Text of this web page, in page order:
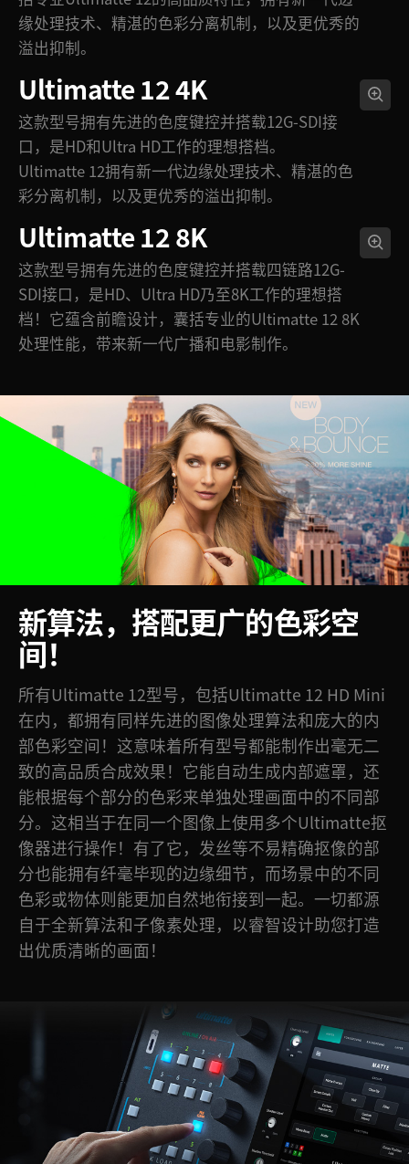
缘处理技术、精湛的色彩分离机制，以及更优秀的
溢出抑制。
Ultimatte 12 4K
这款型号拥有先进的色度键控并搭载12G-SDI接
口，是HD和Ultra HD工作的理想搭档。
Ultimatte 12拥有新一代边缘处理技术、精湛的色
彩分离机制，以及更优秀的溢出抑制。
Ultimatte 12 8K
这款型号拥有先进的色度键控并搭载四链路12G-
SDI接口，是HD、Ultra HD乃至8K工作的理想搭
档！它蕴含前瞻设计，囊括专业的Ultimatte 12 8K
处理性能，带来新一代广播和电影制作。
新算法，搭配更广的色彩空
间！
所有Ultimatte 12型号，包括Ultimatte 12 HD Mini
在内，都拥有同样先进的图像处理算法和庞大的内
部色彩空间！这意味着所有型号都能制作出毫无二
致的高品质合成效果！它能自动生成内部遮罩，还
能根据每个部分的色彩来单独处理画面中的不同部
分。这相当于在同一个图像上使用多个Ultimatte抠
像器进行操作！有了它，发丝等不易精确抠像的部
分也能拥有纤毫毕现的边缘细节，而场景中的不同
色彩或物体则能更加自然地衔接到一起。一切都源
自于全新算法和子像素处理，以睿智设计助您打造
出优质清晰的画面！